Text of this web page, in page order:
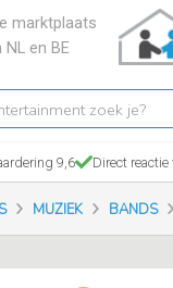
marktplaats
en BE
9,6 Direct
MUZIEK BANDS